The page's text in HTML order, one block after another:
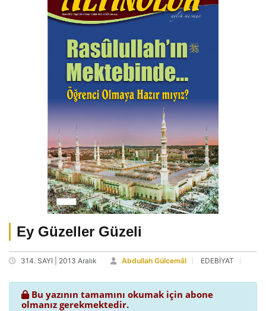
Ey Güzeller Güzeli
314. SAYI | 2013 Aralık Abdullah Gülcemâl EDEBİYAT
Bu yazının tamamını okumak için abone
olmanız gerekmektedir.